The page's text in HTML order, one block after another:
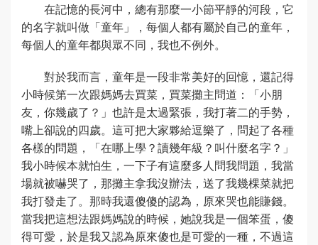
在記憶的長河中，總有那麼一小節平靜的河段，它
的名字就叫做「童年」，每個人都有屬於自己的童年，
每個人的童年都與眾不同，我也不例外。
對於我而言，童年是一段非常美好的回憶，還記得
小時候第一次跟媽媽去買菜，買菜攤主問道：「小朋
友，你幾歲了？」也許是太過緊張，我打著二的手勢，
嘴上卻說的四歲。這可把大家夥給逗樂了，問起了各種
各樣的問題，「在哪上學？讀幾年級？叫什麼名字？」
我小時候本就怕生，一下子有這麼多人問我問題，我當
場就被嚇哭了，那攤主拿我沒辦法，送了我幾棵菜就把
我打發走了。那時我還傻傻的認為，原來哭也能賺錢。
當我把這想法跟媽媽說的時候，她說我是一個笨蛋，傻
得可愛，於是我又認為原來傻也是可愛的一種，不過這